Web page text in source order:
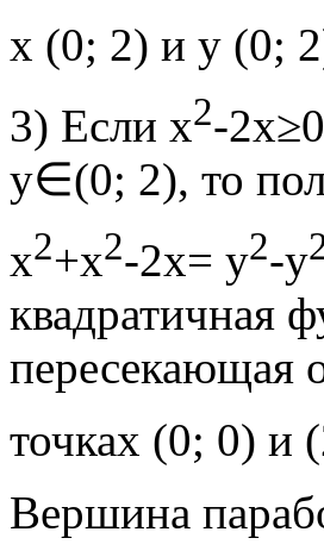
х (0; 2) и у (0;
3) Если x2-
у∈(0; 2), то
х2+х2-2х= у2-у
квадратичная
пересекающая
точках (0; 0) и
Вершина